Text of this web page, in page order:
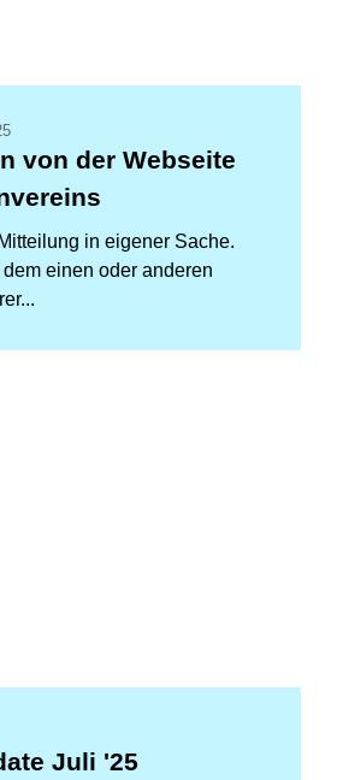
von der Webseite
in eigener Sache.
einen oder anderen
Juli '25